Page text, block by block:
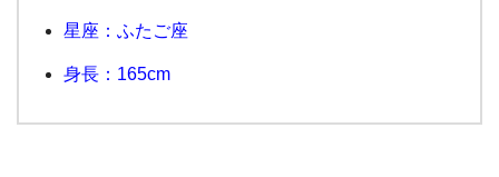
星座：ふたご座
身長：165cm